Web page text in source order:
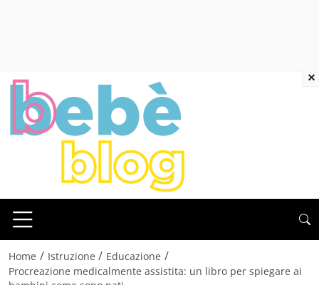
Home / Istruzione / Educazione /
Procreazione medicalmente assistita: un libro per spiegare ai
×